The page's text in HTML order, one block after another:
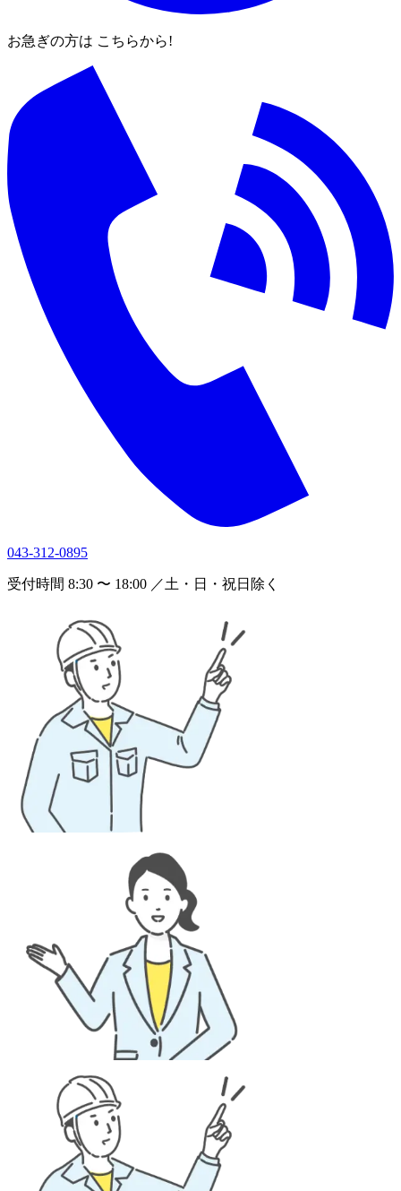
お急ぎの方は こちらから!
043-312-0895
受付時間 8:30 〜 18:00 ／土・日・祝日除く